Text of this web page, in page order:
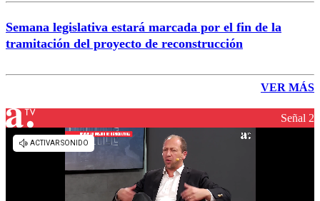
Semana legislativa estará marcada por el fin de la
tramitación del proyecto de reconstrucción
VER MÁS
Señal 2